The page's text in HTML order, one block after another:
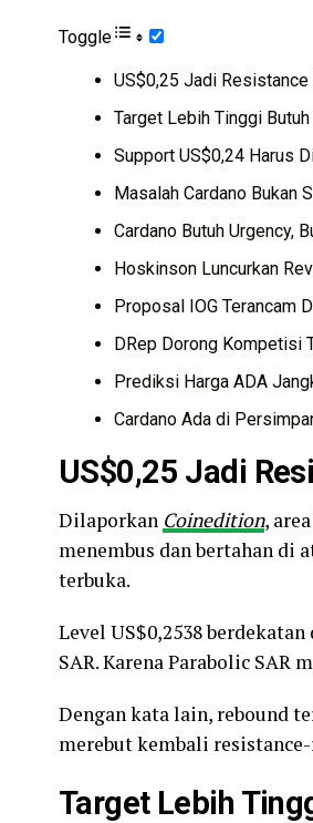
Toggle
US$0,25 Jadi Resistance
Target Lebih Tinggi
Support US$0,24 Harus
Masalah Cardano Bukan
Cardano Butuh Urgency,
Hoskinson Luncurkan
Proposal IOG Terancam
DRep Dorong Kompetisi
Prediksi Harga ADA
Cardano Ada di
US$0,25 Jadi
Dilaporkan Coinedition,
menembus dan bertahan di
terbuka.
Level US$0,2538
SAR. Karena Parabolic SAR
Dengan kata lain, rebound
merebut kembali
Target Lebih